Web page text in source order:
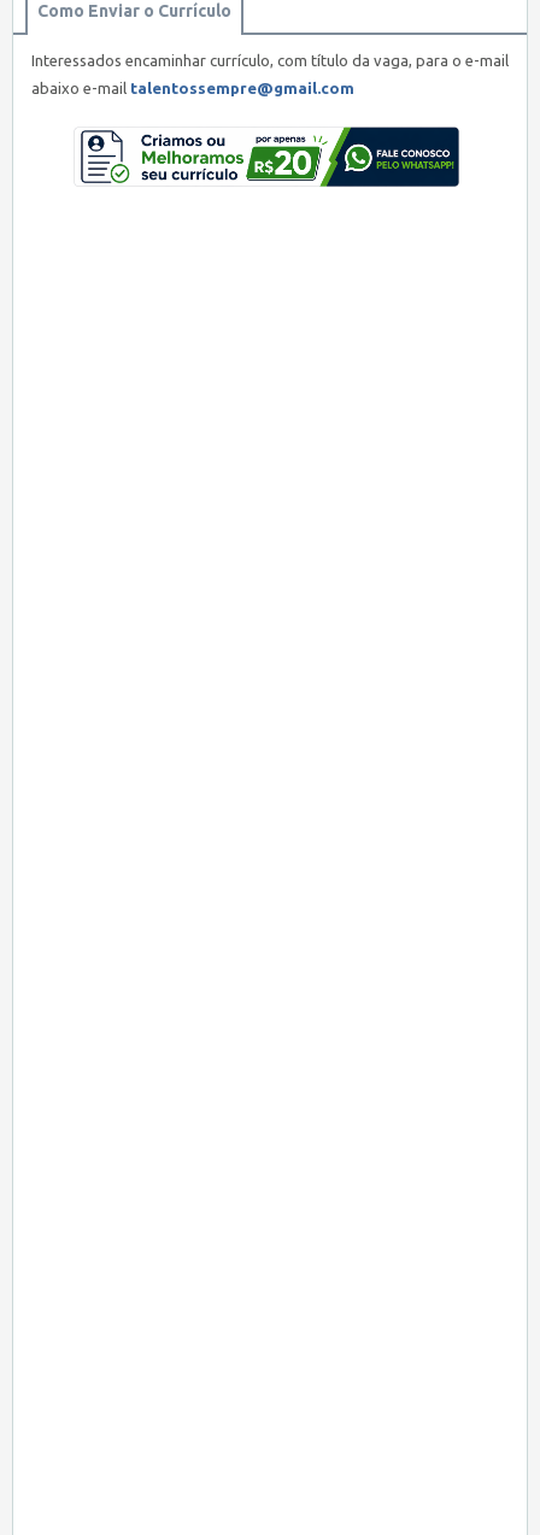
Como Enviar o Currículo
Interessados encaminhar currículo, com título da vaga, para o e-mail
abaixo e-mail talentossempre@gmail.com